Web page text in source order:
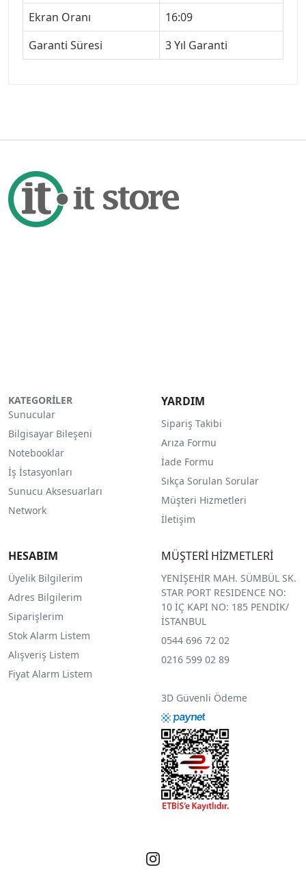
Ekran Oranı
16:09
Garanti Süresi
3 Yıl Garanti
KATEGORİLER
Sunucular
Bilgisayar Bileşeni
Notebooklar
İş İstasyonları
Sunucu Aksesuarları
Network
YARDIM
Sipariş Takibi
Arıza Formu
İade Formu
Sıkça Sorulan Sorular
Müşteri Hizmetleri
İletişim
HESABIM
Üyelik Bilgilerim
Adres Bilgilerim
Siparişlerim
Stok Alarm Listem
Alışveriş Listem
Fiyat Alarm Listem
MÜŞTERİ HİZMETLERİ
YENİŞEHİR MAH. SÜMBÜL SK.
STAR PORT RESIDENCE NO:
10 İÇ KAPI NO: 185 PENDİK/
İSTANBUL
0544 696 72 02
0216 599 02 89
3D Güvenli Ödeme